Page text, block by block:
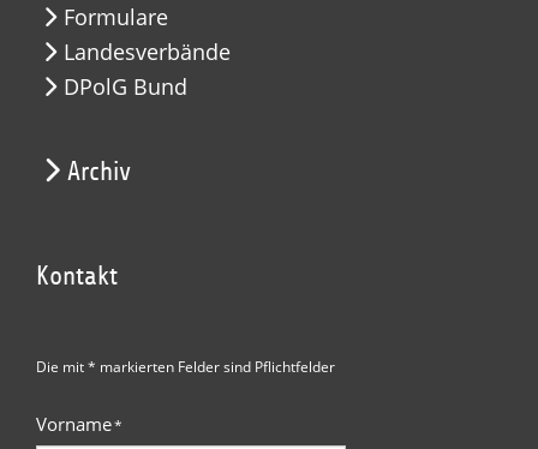
Formulare
Landesverbände
DPolG Bund
Archiv
Kontakt
Die mit * markierten Felder sind Pflichtfelder
Vorname*